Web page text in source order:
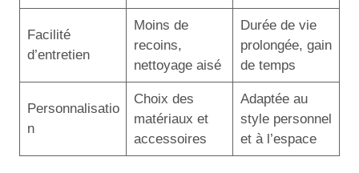
Facilité
d’entretien
Moins de
recoins,
nettoyage aisé
Durée de vie
prolongée, gain
de temps
Personnalisatio
n
Choix des
matériaux et
accessoires
Adaptée au
style personnel
et à l’espace